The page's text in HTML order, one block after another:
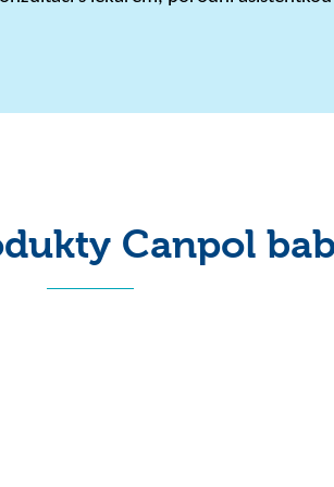
Canpol